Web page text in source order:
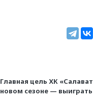
Главная цель ХК
новом сезоне — выиграть